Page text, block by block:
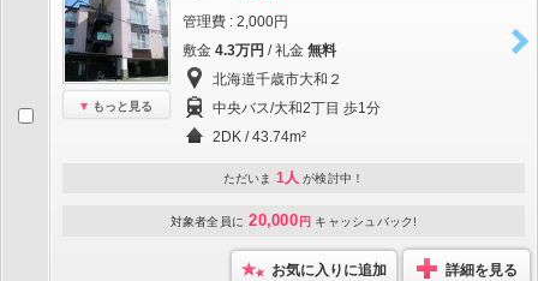
もっと見る
管理費 : 2,000円
敷金 4.3万円 / 礼金 無料
北海道千歳市大和２
中央バス/大和2丁目 歩1分
2DK / 43.74m²
ただいま 1人 が検討中！
対象者全員に 20,000 円 キャッシュバック!
お気に入りに追加 詳細を見る